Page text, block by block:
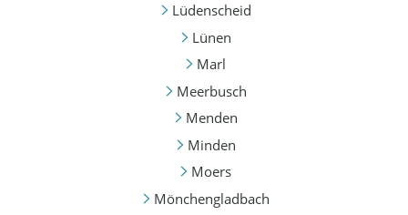
Lüdenscheid
Lünen
Marl
Meerbusch
Menden
Minden
Moers
Mönchengladbach